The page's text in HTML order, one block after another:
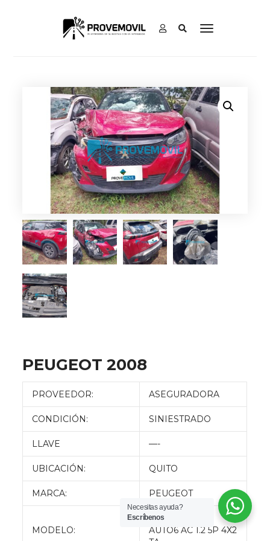
PEUGEOT 2008
PROVEEDOR: ASEGURADORA
CONDICIÓN: SINIESTRADO
LLAVE —-
UBICACIÓN: QUITO
MARCA: PEUGEOT
MODELO:
2008 FIN L 12E
AUTO6 AC 1.2 5P 4X2
Necesitas ayuda?
Escríbenos